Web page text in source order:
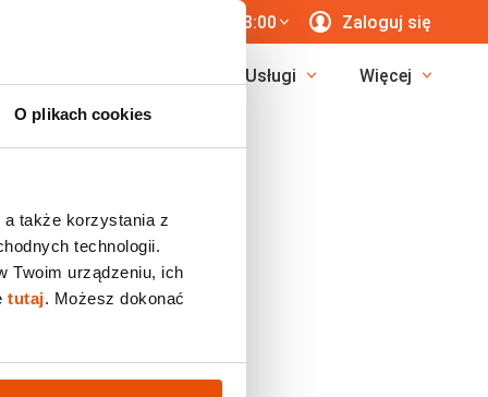
O plikach cookies
a także korzystania z
technologii.
Twoim urządzeniu, ich
tutaj. Możesz dokonać
7 dni/tyg. 8:00-23:00 Zaloguj się
Usługi Więcej